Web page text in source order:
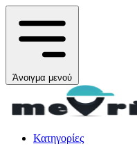
Άνοιγμα μενού
Κατηγορίες